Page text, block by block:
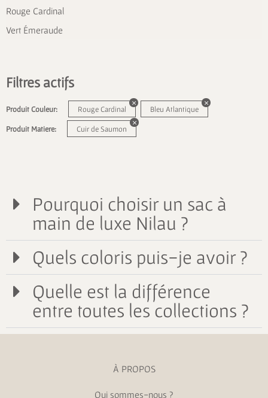
Rouge Cardinal
Vert Émeraude
Filtres actifs
Produit Couleur: Rouge Cardinal Bleu Atlantique
Produit Matiere: Cuir de Saumon
Pourquoi choisir un sac à
main de luxe Nilau ?
Quels coloris puis-je avoir ?
Quelle est la différence
entre toutes les collections ?
À PROPOS
Qui sommes-nous ?